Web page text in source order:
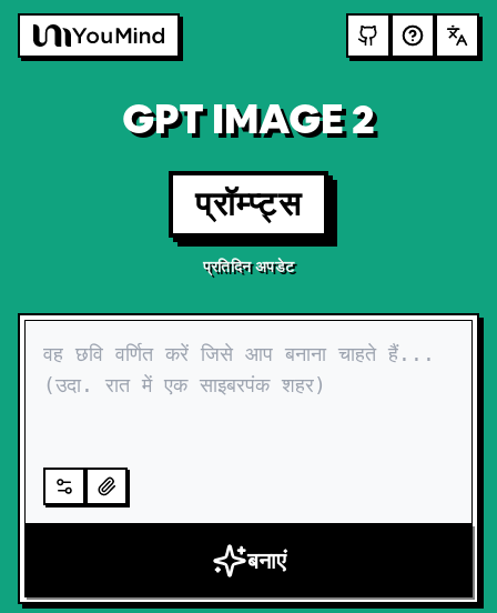
GPT IMAGE 2
प्रॉम्प्ट्स
प्रतिदिन अपडेट
बनाएं